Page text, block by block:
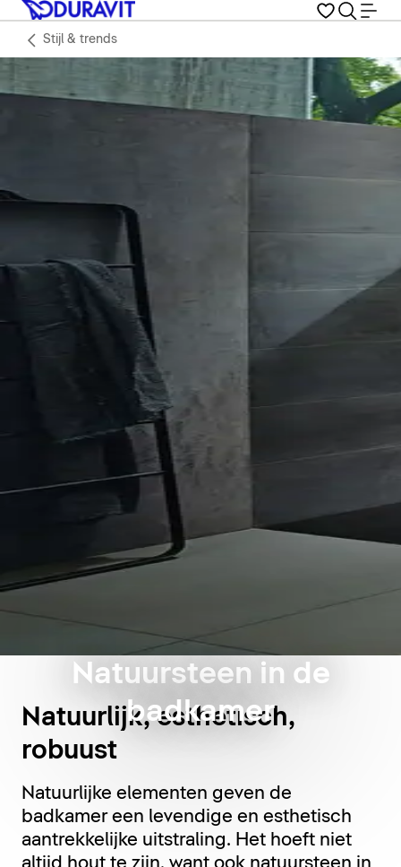
Stijl & trends
Natuursteen in de
badkamer
Natuurlijk, esthetisch,
robuust
Natuurlijke elementen geven de
badkamer een levendige en esthetisch
aantrekkelijke uitstraling. Het hoeft niet